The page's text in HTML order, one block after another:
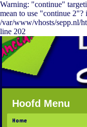
Warning: "continue"
mean to use "continue 2"?
/var/www/vhosts/sepp.nl/
line 202
Hoofd Menu
Home